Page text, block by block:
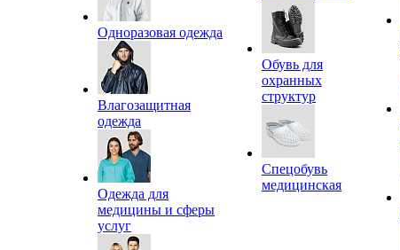
Одноразовая одежда
Влагозащитная
одежда
Одежда для
медицины и сферы
услуг
Обувь для
охранных
структур
Спецобувь
медицинская